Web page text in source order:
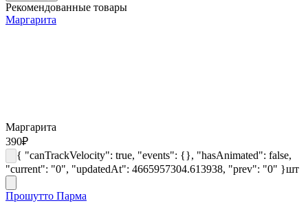
Рекомендованные товары
Маргарита
Маргарита
390₽
{ "canTrackVelocity": true, "events": {}, "hasAnimated": false,
"current": "0", "updatedAt": 4665957304.613938, "prev": "0" }шт
Прошутто Парма